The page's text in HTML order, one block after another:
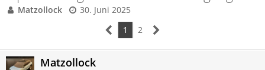
Matzollock
30. Juni 2025
1
2
Matzollock